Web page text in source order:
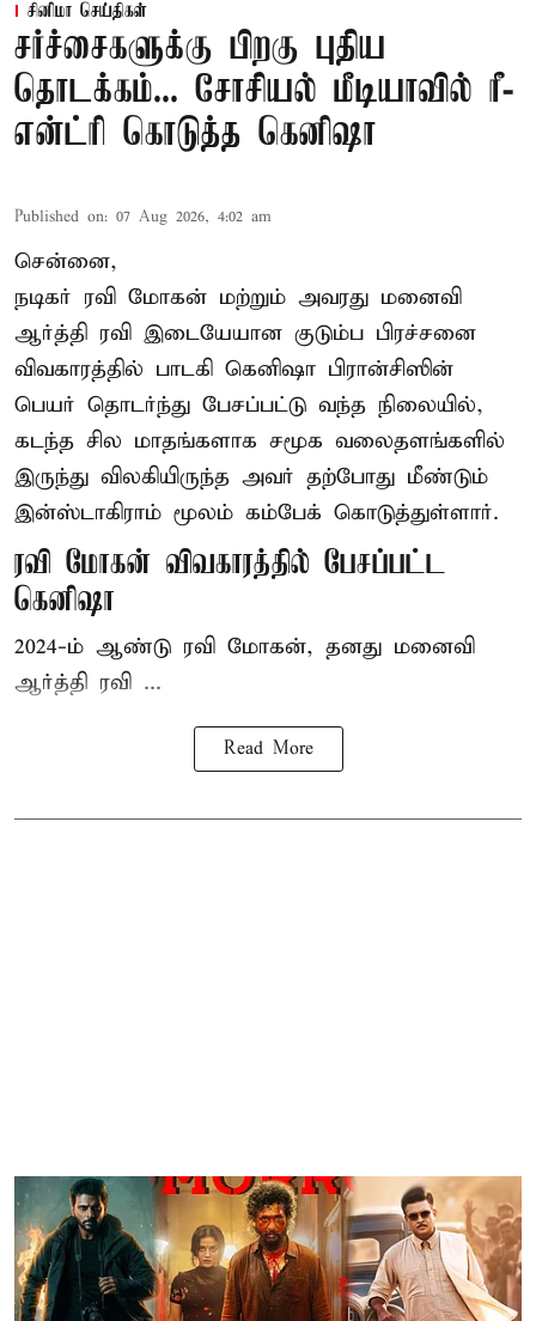
சினிமா செய்திகள்
சர்ச்சைகளுக்கு பிறகு புதிய
தொடக்கம்... சோசியல் மீடியாவில் ரீ-
என்ட்ரி கொடுத்த கெனிஷா
Published on: 07 Aug 2026, 4:02 am
சென்னை,
நடிகர் ரவி மோகன் மற்றும் அவரது மனைவி
ஆர்த்தி ரவி இடையேயான குடும்ப பிரச்சனை
விவகாரத்தில் பாடகி கெனிஷா பிரான்சிஸின்
பெயர் தொடர்ந்து பேசப்பட்டு வந்த நிலையில்,
கடந்த சில மாதங்களாக சமூக வலைதளங்களில்
இருந்து விலகியிருந்த அவர் தற்போது மீண்டும்
இன்ஸ்டாகிராம் மூலம் கம்பேக் கொடுத்துள்ளார்.
ரவி மோகன் விவகாரத்தில் பேசப்பட்ட
கெனிஷா
2024-ம் ஆண்டு ரவி மோகன், தனது மனைவி
ஆர்த்தி ரவி ...
Read More